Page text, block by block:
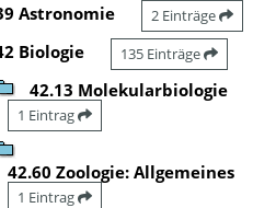
Astronomie 2 Einträge
Biologie 135 Einträge
42.13 Molekularbiologie
1 Eintrag
42.60 Zoologie: Allgemeines
1 Eintrag